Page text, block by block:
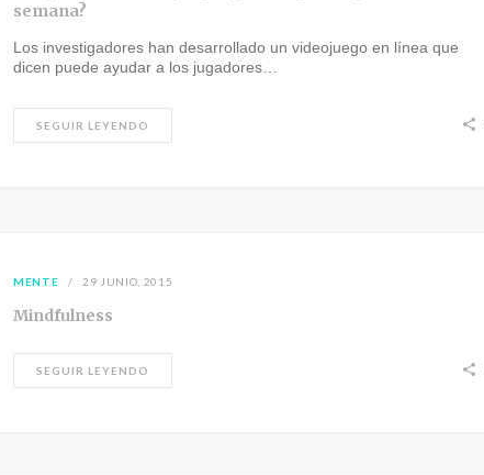
semana?
Los investigadores han desarrollado un videojuego en línea que
dicen puede ayudar a los jugadores…
SEGUIR LEYENDO
MENTE 29 JUNIO, 2015
Mindfulness
SEGUIR LEYENDO